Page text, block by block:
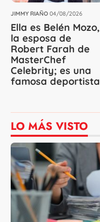
JIMMY RIAÑO 04/08/2026
Ella es Belén Mozo,
la esposa de
Robert Farah de
MasterChef
Celebrity; es una
famosa deportista
LO MÁS VISTO